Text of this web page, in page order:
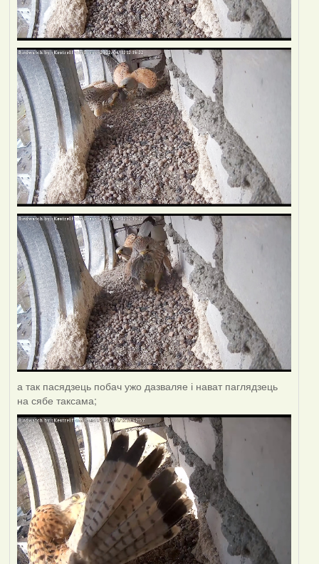
а так пасядзець побач ужо дазваляе і нават паглядзець
на сябе таксама;